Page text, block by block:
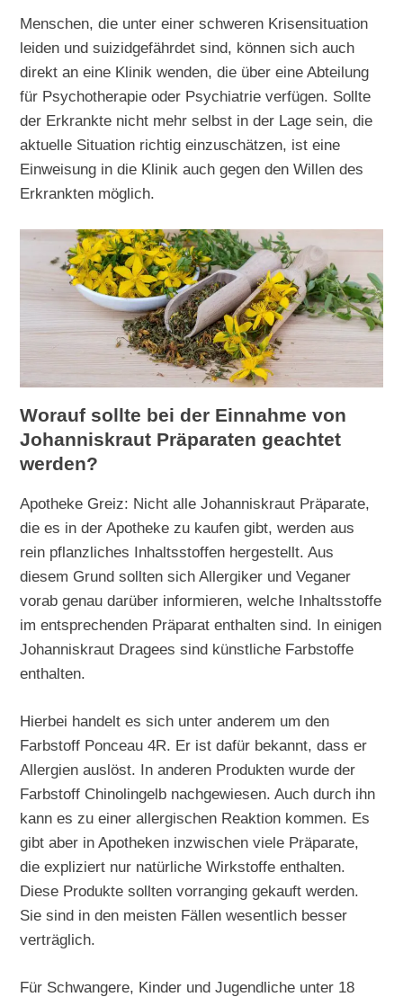
Menschen, die unter einer schweren Krisensituation
leiden und suizidgefährdet sind, können sich auch
direkt an eine Klinik wenden, die über eine Abteilung
für Psychotherapie oder Psychiatrie verfügen. Sollte
der Erkrankte nicht mehr selbst in der Lage sein, die
aktuelle Situation richtig einzuschätzen, ist eine
Einweisung in die Klinik auch gegen den Willen des
Erkrankten möglich.
Worauf sollte bei der Einnahme von
Johanniskraut Präparaten geachtet
werden?
Apotheke Greiz: Nicht alle Johanniskraut Präparate,
die es in der Apotheke zu kaufen gibt, werden aus
rein pflanzliches Inhaltsstoffen hergestellt. Aus
diesem Grund sollten sich Allergiker und Veganer
vorab genau darüber informieren, welche Inhaltsstoffe
im entsprechenden Präparat enthalten sind. In einigen
Johanniskraut Dragees sind künstliche Farbstoffe
enthalten.
Hierbei handelt es sich unter anderem um den
Farbstoff Ponceau 4R. Er ist dafür bekannt, dass er
Allergien auslöst. In anderen Produkten wurde der
Farbstoff Chinolingelb nachgewiesen. Auch durch ihn
kann es zu einer allergischen Reaktion kommen. Es
gibt aber in Apotheken inzwischen viele Präparate,
die expliziert nur natürliche Wirkstoffe enthalten.
Diese Produkte sollten vorranging gekauft werden.
Sie sind in den meisten Fällen wesentlich besser
verträglich.
Für Schwangere, Kinder und Jugendliche unter 18